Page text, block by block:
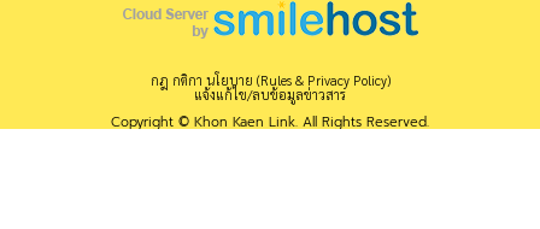
กฎ กติกา นโยบาย (Rules & Privacy Policy)
แจ้งแก้ไข/ลบข้อมูลข่าวสาร
Copyright © Khon Kaen Link. All Rights Reserved.